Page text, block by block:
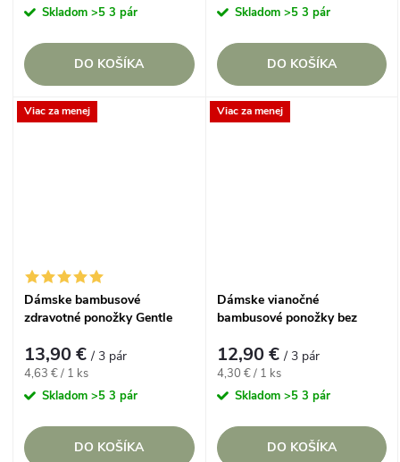
cena:Skladom >5 3 pár
DO KOŠÍKA
cena:Skladom >5 3 pár
DO KOŠÍKA
Viac za menej
Dámske bambusové
zdravotné ponožky Gentle
botanická edícia, Včielky a
Kvietky, 3 páry
13,90 €/ 3 pár
Jednotková
cena:
4,63 € / 1 ks
Skladom >5 3 pár
DO KOŠÍKA
Viac za menej
Dámske vianočné
bambusové ponožky bez
CHRISTMAS Sviatkový set, 3
páry
12,90 €/ 3 pár
Jednotková
cena:
4,30 € / 1 ks
Skladom >5 3 pár
DO KOŠÍKA